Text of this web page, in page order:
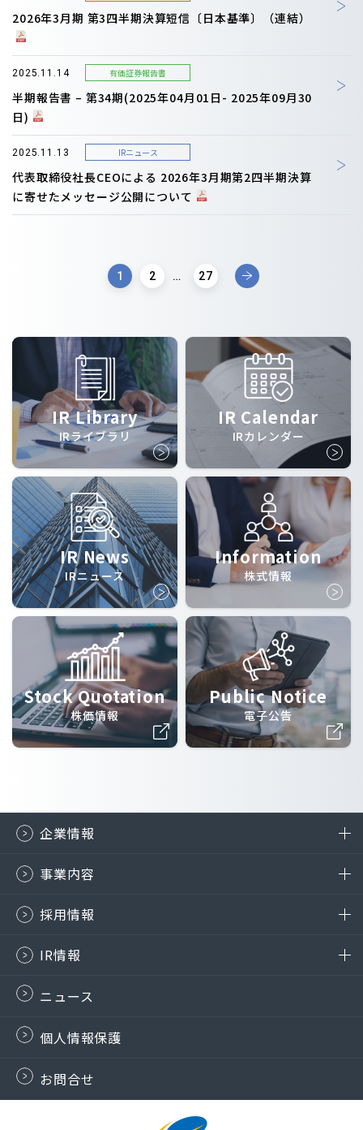
2026年3月期 第3四半期決算短信〔日本基準〕（連結）
2025.11.14 有価証券報告書
半期報告書 – 第34期(2025年04月01日- 2025年09月30
日)
2025.11.13 IRニュース
代表取締役社長CEOによる 2026年3月期第2四半期決算
に寄せたメッセージ公開について
1 2 … 27
IR Library
IRライブラリ
IR Calendar
IRカレンダー
IR News
IRニュース
Information
株式情報
Stock Quotation
株価情報
Public Notice
電子公告
企業情報
事業内容
採用情報
IR情報
ニュース
個人情報保護
お問合せ